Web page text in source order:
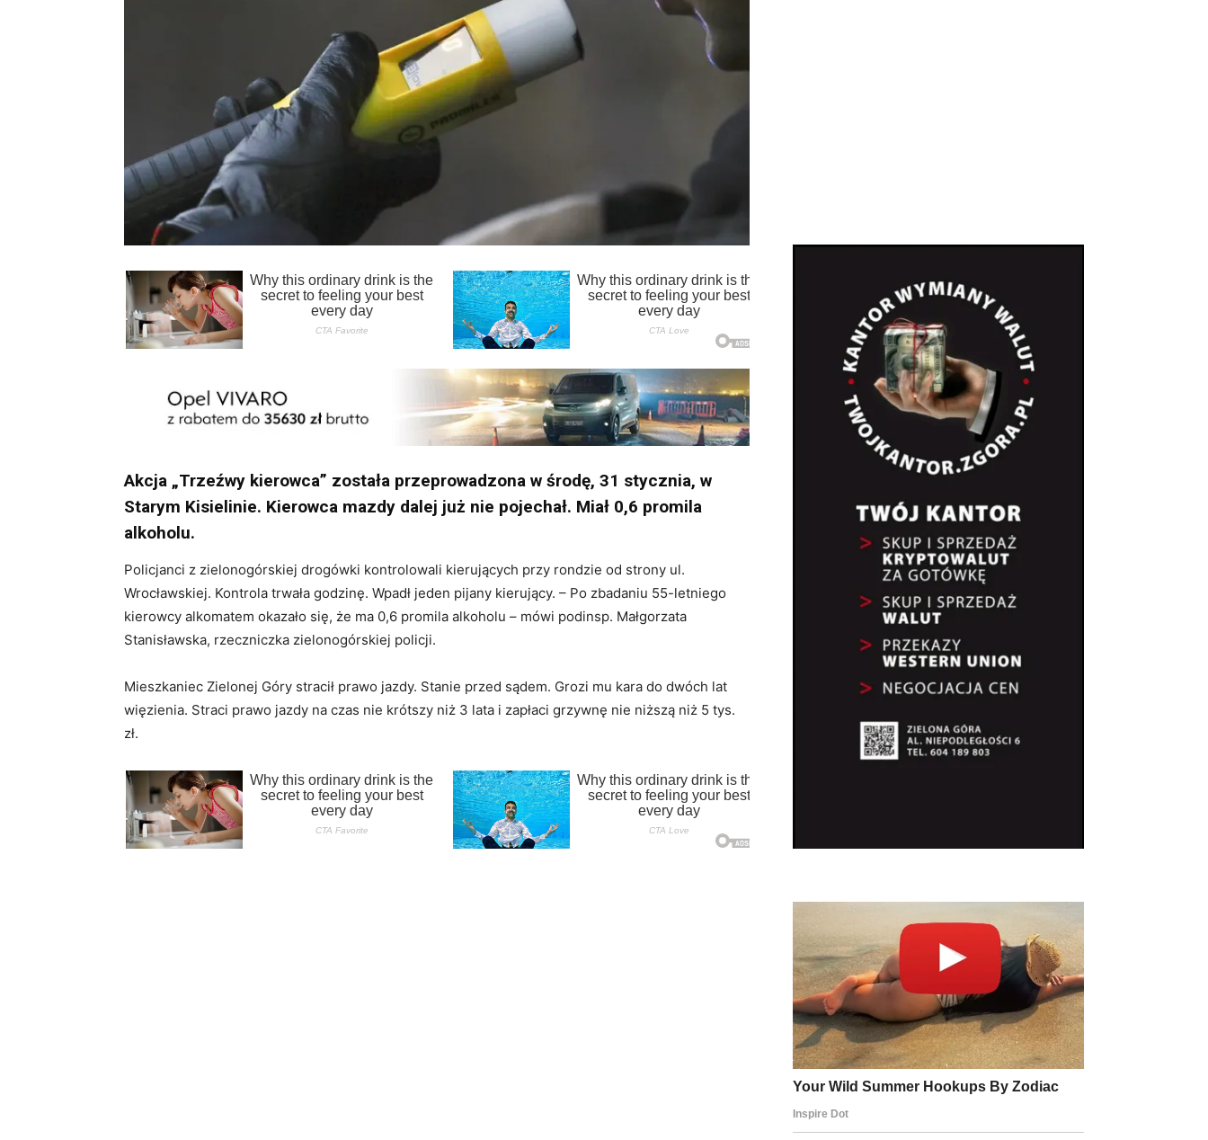
Akcja „Trzeźwy kierowca” została przeprowadzona w środę, 31 stycznia, w
Starym Kisielinie. Kierowca mazdy dalej już nie pojechał. Miał 0,6 promila
alkoholu.
Policjanci z zielonogórskiej drogówki kontrolowali kierujących przy rondzie od strony ul.
Wrocławskiej. Kontrola trwała godzinę. Wpadł jeden pijany kierujący. – Po zbadaniu 55-letniego
kierowcy alkomatem okazało się, że ma 0,6 promila alkoholu – mówi podinsp. Małgorzata
Stanisławska, rzeczniczka zielonogórskiej policji.
Mieszkaniec Zielonej Góry stracił prawo jazdy. Stanie przed sądem. Grozi mu kara do dwóch lat
więzienia. Straci prawo jazdy na czas nie krótszy niż 3 lata i zapłaci grzywnę nie niższą niż 5 tys.
zł.